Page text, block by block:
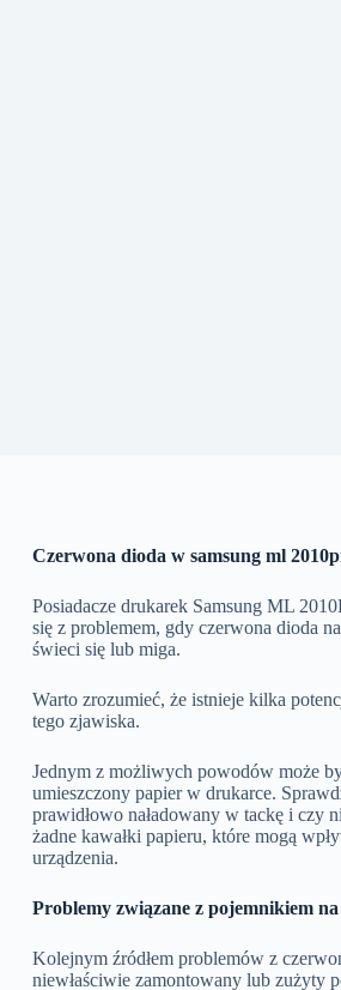
Czerwona dioda w samsung ml
Posiadacze drukarek Samsung ML
się z problemem, gdy czerwona dioda
świeci się lub miga.
Warto zrozumieć, że istnieje kilka
tego zjawiska.
Jednym z możliwych powodów może
umieszczony papier w drukarce.
prawidłowo naładowany w tackę i czy
żadne kawałki papieru, które mogą
urządzenia.
Problemy związane z pojemnikiem na
Kolejnym źródłem problemów z
niewłaściwie zamontowany lub zużyty